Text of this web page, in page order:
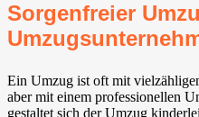
Sorgenfreier
Ein Umzug ist oft mit
aber mit einem professionellen
gestaltet sich der Umzug